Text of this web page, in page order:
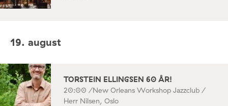
19. august
TORSTEIN ELLINGSEN 60 ÅR!
20:00 /New Orleans Workshop Jazzclub /
Herr Nilsen, Oslo